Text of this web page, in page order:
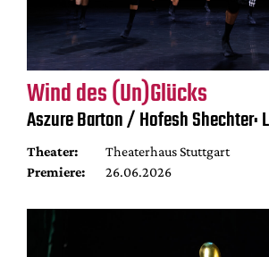
Wind des (Un)Glücks
Aszure Barton / Hofesh Shechter:
Theater:
Theaterhaus Stuttgart
Premiere:
26.06.2026